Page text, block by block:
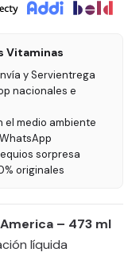
Vitaminas
y Servientrega
nacionales e
el medio ambiente
sorpresa
originales
– 473 ml
líquida